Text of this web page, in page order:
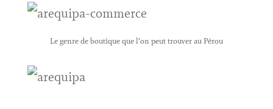
Le genre de boutique que l’on peut trouver au Pérou